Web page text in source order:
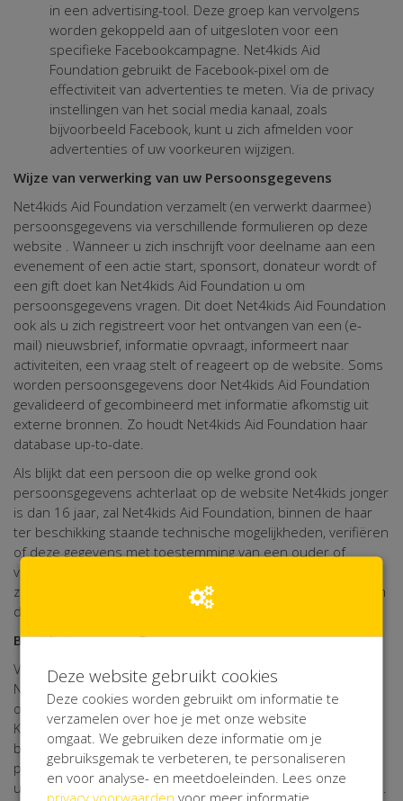
in een advertising-tool. Deze groep kan vervolgens
worden gekoppeld aan of uitgesloten voor een
specifieke Facebookcampagne. Net4kids Aid
Foundation gebruikt de Facebook-pixel om de
effectiviteit van advertenties te meten. Via de privacy
instellingen van het social media kanaal, zoals
bijvoorbeeld Facebook, kunt u zich afmelden voor
advertenties of uw voorkeuren wijzigen.
Wijze van verwerking van uw Persoonsgegevens
Net4kids Aid Foundation verzamelt (en verwerkt daarmee)
persoonsgegevens via verschillende formulieren op deze
website . Wanneer u zich inschrijft voor deelname aan een
evenement of een actie start, sponsort, donateur wordt of
een gift doet kan Net4kids Aid Foundation u om
persoonsgegevens vragen. Dit doet Net4kids Aid Foundation
ook als u zich registreert voor het ontvangen van een (e-
mail) nieuwsbrief, informatie opvraagt, informeert naar
activiteiten, een vraag stelt of reageert op de website. Soms
worden persoonsgegevens door Net4kids Aid Foundation
gevalideerd of gecombineerd met informatie afkomstig uit
externe bronnen. Zo houdt Net4kids Aid Foundation haar
database up-to-date.
Als blijkt dat een persoon die op welke grond ook
persoonsgegevens achterlaat op de website Net4kids jonger
is dan 16 jaar, zal Net4kids Aid Foundation, binnen de haar
ter beschikking staande technische mogelijkheden, verifiëren
of deze gegevens met toestemming van een ouder of
verzorger zijn afgegeven. Indien die toestemming ontbreekt,
zal Net4kids Aid Foundation niet overgaan tot verwerking van
de persoonsgegevens.
Beveiliging van uw Persoonsgegevens
Voor de bescherming van uw persoonsgegevens heeft
Net4kids Aid Foundation passende fysieke, technische en
organisatorische maatregelen getroffen. Via haar verwerker
Kentaa maakt Net4kids Aid Foundation gebruik van een
beveiligde server die uitsluitend toegankelijk is voor
personen die daartoe bevoegd zijn. Eventuele gegevens die
u op online formulieren invult worden encrypted verzonden.
Deze website gebruikt cookies
Deze cookies worden gebruikt om informatie te
verzamelen over hoe je met onze website
omgaat. We gebruiken deze informatie om je
gebruiksgemak te verbeteren, te personaliseren
en voor analyse- en meetdoeleinden. Lees onze
privacy voorwaarden voor meer informatie.